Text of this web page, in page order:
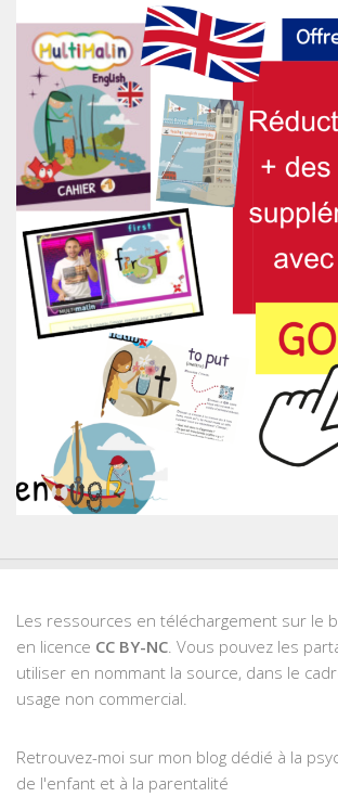
Les ressources en téléchargement sur le
en licence CC BY-NC. Vous pouvez les
utiliser en nommant la source, dans le
usage non commercial.
Retrouvez-moi sur mon blog dédié à la
de l'enfant et à la parentalité